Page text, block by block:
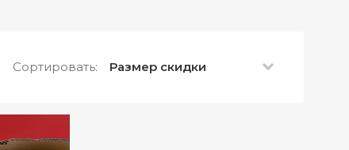
Сортировать: Размер скидки